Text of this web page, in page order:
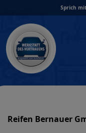
to
content
Sprich
Reifen Bernauer